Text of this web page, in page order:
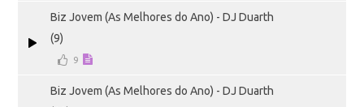
Biz Jovem (As Melhores do Ano) - DJ Duarth
(9)
9
Biz Jovem (As Melhores do Ano) - DJ Duarth